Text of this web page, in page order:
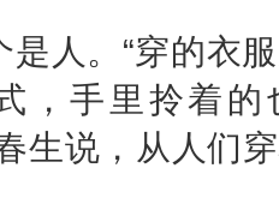
。“穿的衣服
，手里拎着
生说，从人们